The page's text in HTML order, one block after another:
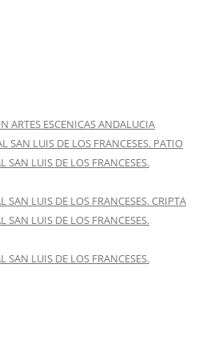
ARTES ESCENICAS ANDALUCIA
LUIS DE LOS FRANCESES. PATIO
LUIS DE LOS FRANCESES.
LUIS DE LOS FRANCESES. CRIPTA
LUIS DE LOS FRANCESES.
LUIS DE LOS FRANCESES.